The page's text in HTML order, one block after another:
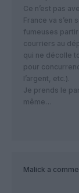
Ce n’est pas
France va s’en
fumeuses
courriers au
qui ne décolle
pour
l’argent, etc.).
Je prends le
même…
Malick a